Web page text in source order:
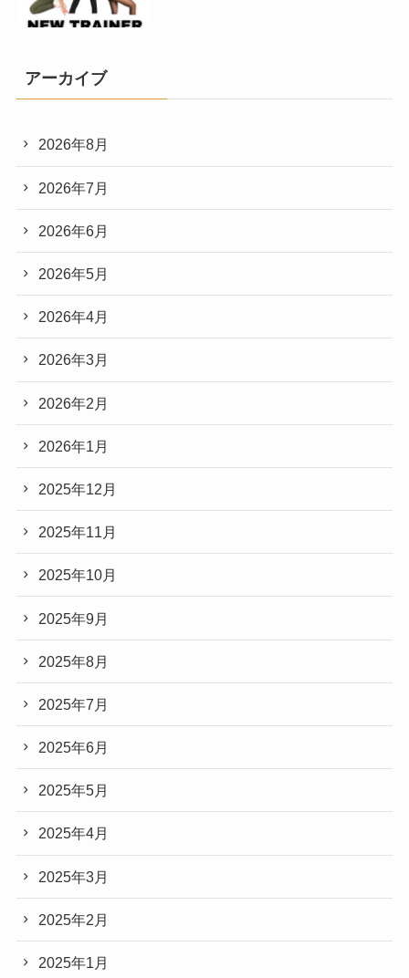
アーカイブ
2026年8月
2026年7月
2026年6月
2026年5月
2026年4月
2026年3月
2026年2月
2026年1月
2025年12月
2025年11月
2025年10月
2025年9月
2025年8月
2025年7月
2025年6月
2025年5月
2025年4月
2025年3月
2025年2月
2025年1月